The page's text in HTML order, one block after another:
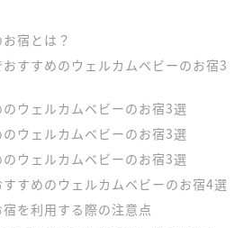
宿とは？
すすめのウェルカムベビーのお宿3
ウェルカムベビーのお宿3選
ウェルカムベビーのお宿3選
ウェルカムベビーのお宿3選
すめのウェルカムベビーのお宿4選
を利用する際の注意点